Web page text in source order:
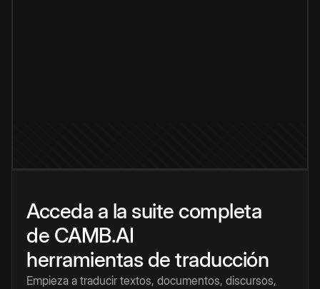
Acceda a la suite completa
de CAMB.AI
herramientas de traducción
Empieza a traducir textos, documentos, discursos,